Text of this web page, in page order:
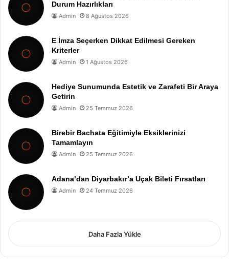
Durum Hazırlıkları
Admin 8 Ağustos 2026
E İmza Seçerken Dikkat Edilmesi Gereken
Kriterler
Admin 1 Ağustos 2026
Hediye Sunumunda Estetik ve Zarafeti Bir Araya
Getirin
Admin 25 Temmuz 2026
Birebir Bachata Eğitimiyle Eksiklerinizi
Tamamlayın
Admin 25 Temmuz 2026
Adana’dan Diyarbakır’a Uçak Bileti Fırsatları
Admin 24 Temmuz 2026
Daha Fazla Yükle